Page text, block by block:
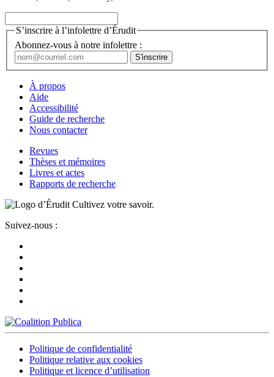
S’inscrire à l’infolettre d’Érudit
Abonnez-vous à notre infolettre :
À propos
Aide
Accessibilité
Guide de recherche
Nous contacter
Revues
Thèses et mémoires
Livres et actes
Rapports de recherche
Cultivez votre savoir.
Suivez-nous :
Politique de confidentialité
Politique relative aux cookies
Politique et licence d’utilisation